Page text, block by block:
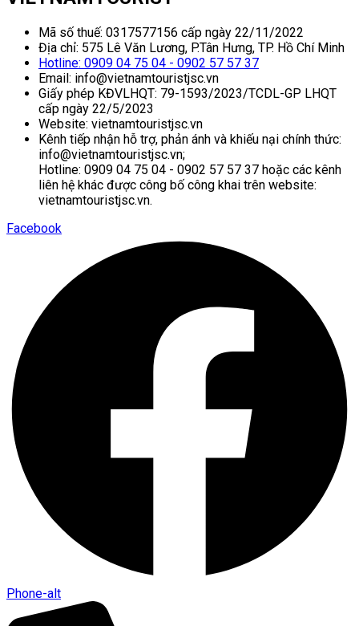
Mã số thuế: 0317577156 cấp ngày 22/11/2022
Địa chỉ: 575 Lê Văn Lương, P.Tân Hưng, TP. Hồ Chí Minh
Hotline: 0909 04 75 04 - 0902 57 57 37
Email: info@vietnamtouristjsc.vn
Giấy phép KĐVLHQT: 79-1593/2023/TCDL-GP LHQT
cấp ngày 22/5/2023
Website: vietnamtouristjsc.vn
Kênh tiếp nhận hỗ trợ, phản ánh và khiếu nại chính thức:
info@vietnamtouristjsc.vn;
Hotline: 0909 04 75 04 - 0902 57 57 37 hoặc các kênh
liên hệ khác được công bố công khai trên website:
vietnamtouristjsc.vn.
Facebook
Phone-alt